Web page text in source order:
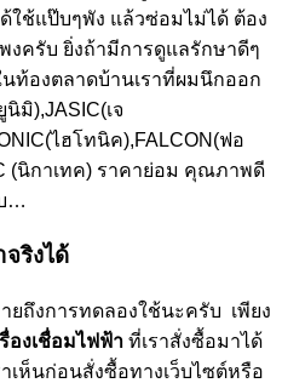
ใช้แป๊บๆพัง แล้วซ่อมไม่ได้ ต้อง
งครับ ยิ่งถ้ามีการดูแลรักษาดีๆ
ท้องตลาดบ้านเราที่ผมนึกออก
มิ),JASIC(เจ
ไฮโทนิค),FALCON(ฟอ
(นิกาเทค) ราคาย่อม คุณภาพดี
…
ริงได้
ถึงการทดลองใช้นะครับ เพียง
องเชื่อมไฟฟ้า ที่เราสั่งซื้อมาได้
เห็นก่อนสั่งซื้อทางเว็บไซต์หรือ